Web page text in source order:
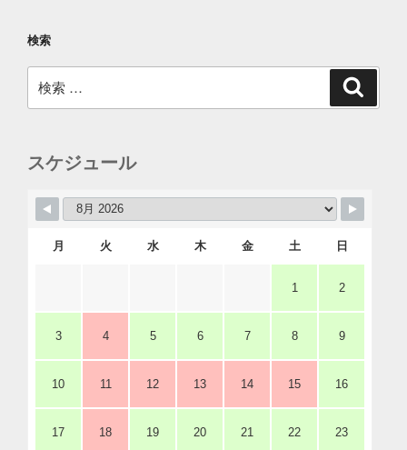
検索
索:
スケジュール
月 火 水 木 金 土 日
1 2
3 4 5 6 7 8 9
10 11 12 13 14 15 16
17 18 19 20 21 22 23